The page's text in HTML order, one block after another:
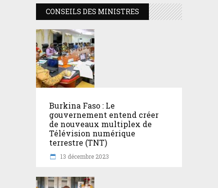
CONSEILS DES MINISTRES
Burkina Faso : Le
gouvernement entend créer
de nouveaux multiplex de
Télévision numérique
terrestre (TNT)
13 décembre 2023